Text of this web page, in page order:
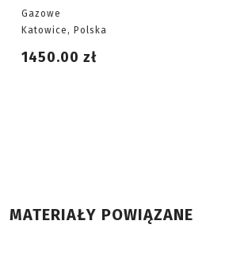
Gazowe
Katowice, Polska
1450.00 zł
MATERIAŁY POWIĄZANE